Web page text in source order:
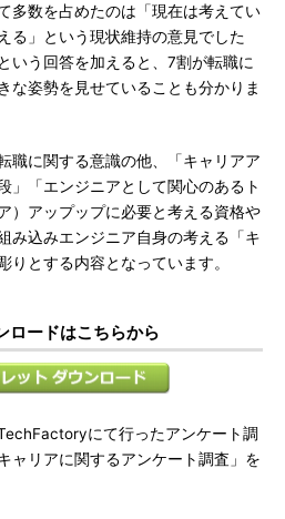
多数を占めたのは「現在は考えてい
る」という現状維持の意見でした
いう回答を加えると、7割が転職に
な姿勢を見せていることも分かりま
職に関する意識の他、「キャリアア
」「エンジニアとして関心のあるト
）アップップに必要と考える資格や
み込みエンジニア自身の考える「キ
りとする内容となっています。
ロードはこちらから
にて行ったアンケート調
ャリアに関するアンケート調査」を